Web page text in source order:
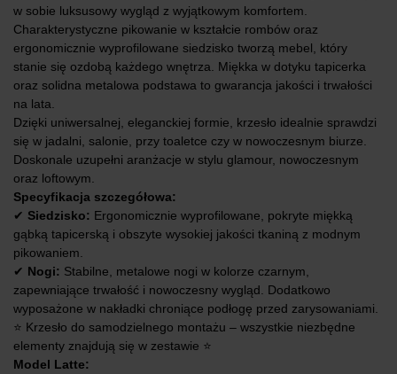
w sobie luksusowy wygląd z wyjątkowym komfortem.
Charakterystyczne pikowanie w kształcie rombów oraz
ergonomicznie wyprofilowane siedzisko tworzą mebel, który
stanie się ozdobą każdego wnętrza. Miękka w dotyku tapicerka
oraz solidna metalowa podstawa to gwarancja jakości i trwałości
na lata.
Dzięki uniwersalnej, eleganckiej formie, krzesło idealnie sprawdzi
się w jadalni, salonie, przy toaletce czy w nowoczesnym biurze.
Doskonale uzupełni aranżacje w stylu glamour, nowoczesnym
oraz loftowym.
Specyfikacja szczegółowa:
✔ Siedzisko: Ergonomicznie wyprofilowane, pokryte miękką
gąbką tapicerską i obszyte wysokiej jakości tkaniną z modnym
pikowaniem.
✔ Nogi: Stabilne, metalowe nogi w kolorze czarnym,
zapewniające trwałość i nowoczesny wygląd. Dodatkowo
wyposażone w nakładki chroniące podłogę przed zarysowaniami.
⭐ Krzesło do samodzielnego montażu – wszystkie niezbędne
elementy znajdują się w zestawie ⭐
Model Latte: